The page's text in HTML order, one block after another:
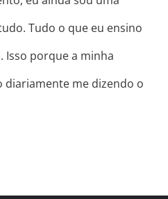
Tudo o que eu ensino
Isso porque a minha
diariamente me dizendo o